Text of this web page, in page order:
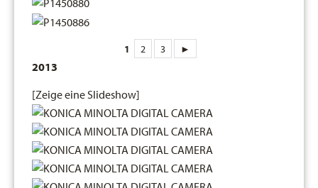
1 2 3 ►
2013
[Zeige eine Slideshow]